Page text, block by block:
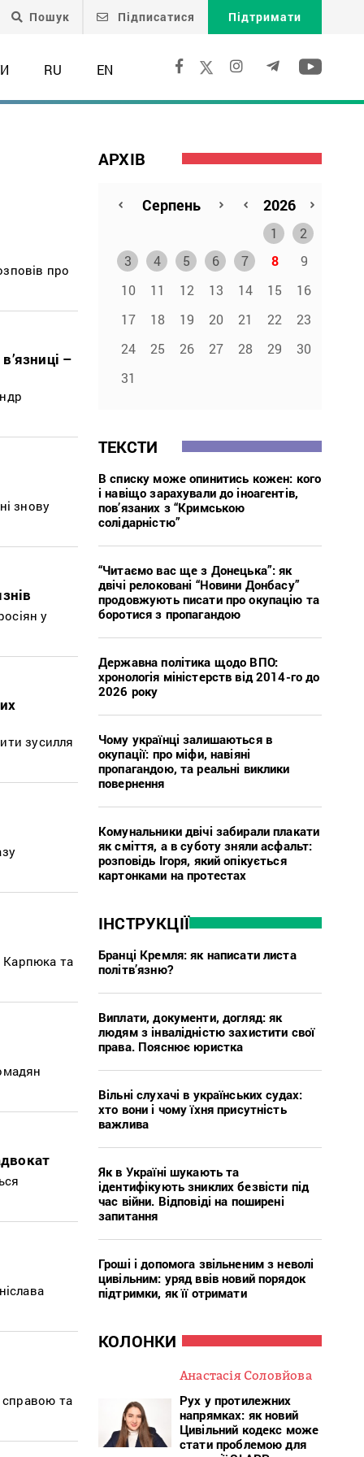
Пошук Підписатися Підтримати
RU EN
про
–
знову
у
зусилля
Карпюка та
справою та
АРХІВ
1
2
3
4 5 6 7 8
9
10
11 12 13 14 15
16
17
18 19 20 21 22
23
24
25 26 27 28 29
30
31
ТЕКСТИ
В списку може опинитись кожен: кого
і навіщо зарахували до іноагентів,
пов’язаних з “Кримською
солідарністю”
“Читаємо вас ще з Донецька”: як
двічі релоковані “Новини Донбасу”
продовжують писати про окупацію та
боротися з пропагандою
Державна політика щодо ВПО:
хронологія міністерств від 2014-го до
2026 року
Чому українці залишаються в
окупації: про міфи, навіяні
пропагандою, та реальні виклики
повернення
Комунальники двічі забирали плакати
як сміття, а в суботу зняли асфальт:
розповідь Ігоря, який опікується
картонками на протестах
ІНСТРУКЦІЇ
Бранці Кремля: як написати листа
політв’язню?
Виплати, документи, догляд: як
людям з інвалідністю захистити свої
права. Пояснює юристка
Вільні слухачі в українських судах:
хто вони і чому їхня присутність
важлива
Як в Україні шукають та
ідентифікують зниклих безвісти під
час війни. Відповіді на поширені
запитання
Гроші і допомога звільненим з неволі
цивільним: уряд ввів новий порядок
підтримки, як її отримати
КОЛОНКИ
Анастасія Соловйова
Рух у протилежних
напрямках: як новий
Цивільний кодекс може
стати проблемою для